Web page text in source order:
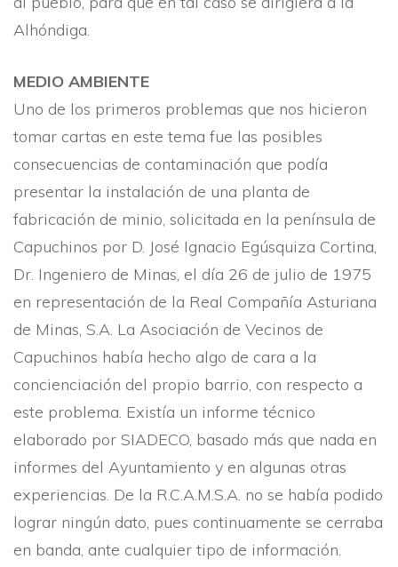
Alhóndiga.
MEDIO AMBIENTE
Uno de los primeros problemas que nos hicieron
tomar cartas en este tema fue las posibles
consecuencias de contaminación que podí­a
presentar la instalación de una planta de
fabricación de minio, solicitada en la pení­nsula de
Capuchinos por D. José Ignacio Egúsquiza Cortina,
Dr. Ingeniero de Minas, el dí­a 26 de julio de 1975
en representación de la Real Compañí­a Asturiana
de Minas, S.A. La Asociación de Vecinos de
Capuchinos habí­a hecho algo de cara a la
concienciación del propio barrio, con respecto a
este problema. Existí­a un informe técnico
elaborado por SIADECO, basado más que nada en
informes del Ayuntamiento y en algunas otras
experiencias. De la R.C.A.M.S.A. no se habí­a podido
lograr ningún dato, pues continuamente se cerraba
en banda, ante cualquier tipo de información.